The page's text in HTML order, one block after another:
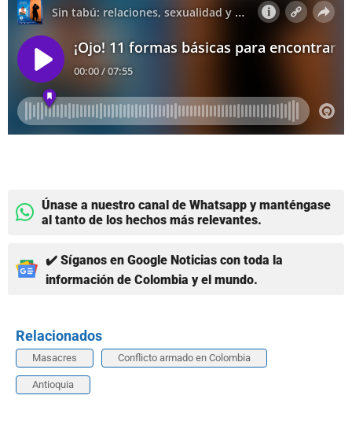
Únase a nuestro canal de Whatsapp y manténgase
al tanto de los hechos más relevantes.
✔️ Síganos en Google Noticias con toda la
información de Colombia y el mundo.
Relacionados
Masacres Conflicto armado en Colombia
Antioquia